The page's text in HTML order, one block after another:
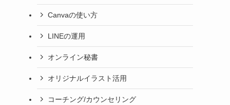
Canvaの使い方
LINEの運用
オンライン秘書
オリジナルイラスト活用
コーチング/カウンセリング